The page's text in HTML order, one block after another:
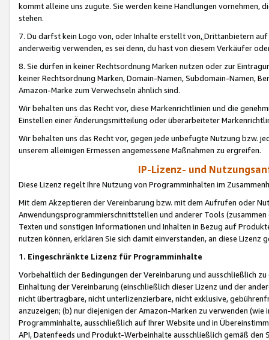
kommt alleine uns zugute. Sie werden keine Handlungen vornehmen,
stehen.
7. Du darfst kein Logo von, oder Inhalte erstellt von,Drittanbietern auf
anderweitig verwenden, es sei denn, du hast von diesem Verkäufer
8. Sie dürfen in keiner Rechtsordnung Marken nutzen oder zur
keiner Rechtsordnung Marken, Domain-Namen, Subdomain-Namen,
Amazon-Marke zum Verwechseln ähnlich sind.
Wir behalten uns das Recht vor, diese Markenrichtlinien und die
Einstellen einer Änderungsmitteilung oder überarbeiteter
Wir behalten uns das Recht vor, gegen jede unbefugte Nutzung bzw.
unserem alleinigen Ermessen angemessene Maßnahmen zu ergreifen.
IP-Lizenz- und
Diese Lizenz regelt Ihre Nutzung von Programminhalten im
Mit dem Akzeptieren der Vereinbarung bzw. mit dem Aufrufen oder
Anwendungsprogrammierschnittstellen und anderer Tools (zusammen
Texten und sonstigen Informationen und Inhalten in Bezug auf
nutzen können, erklären Sie sich damit einverstanden, an diese Lizenz
1. Eingeschränkte Lizenz für Programminhalte
Vorbehaltlich der Bedingungen der Vereinbarung und ausschließlich
Einhaltung der Vereinbarung (einschließlich dieser Lizenz und der
nicht übertragbare, nicht unterlizenzierbare, nicht exklusive,
anzuzeigen; (b) nur diejenigen der Amazon-Marken zu verwenden
Programminhalte, ausschließlich auf Ihrer Website und in
API, Datenfeeds und Produkt-Werbeinhalte ausschließlich gemäß